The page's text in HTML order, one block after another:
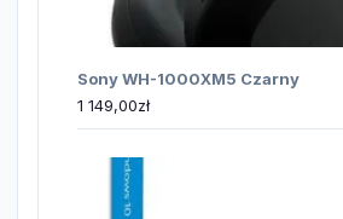
Sony WH-1000XM5 Czarny
1 149,00zł